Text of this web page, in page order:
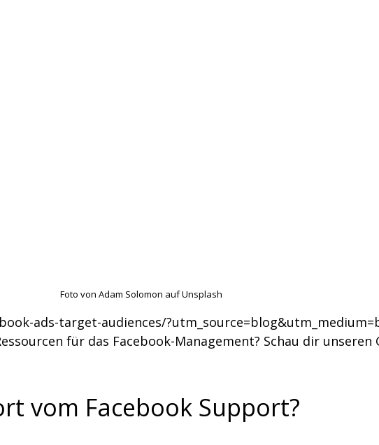
Foto von Adam Solomon auf Unsplash
ads-target-audiences/
für das Facebook-Management? Schau dir
vom Facebook Support?